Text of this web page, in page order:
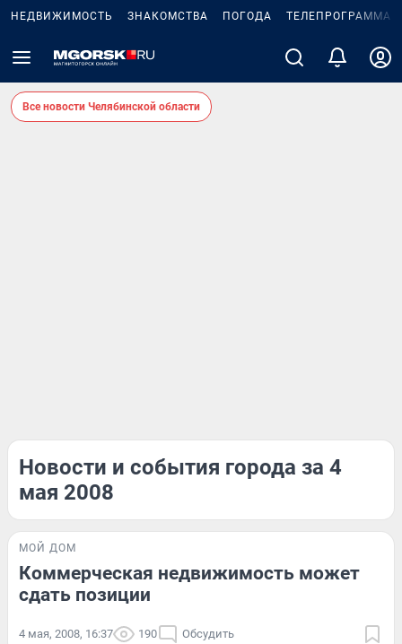
НЕДВИЖИМОСТЬ ЗНАКОМСТВА ПОГОДА ТЕЛЕПРОГРАММА
Все новости Челябинской области
Новости и события города за 4
мая 2008
МОЙ ДОМ
Коммерческая недвижимость может
сдать позиции
4 мая, 2008, 16:37 190 Обсудить